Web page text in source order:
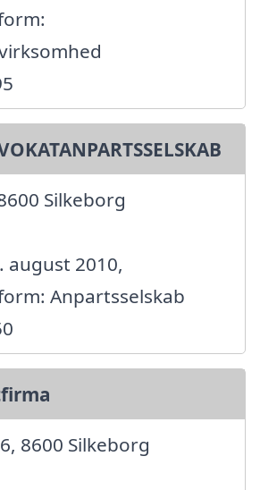
Silkeborg
august 2010,
Anpartsselskab
8600 Silkeborg